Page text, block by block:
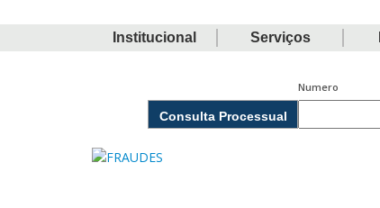
Institucional Serviços
Consulta Processual
Numero